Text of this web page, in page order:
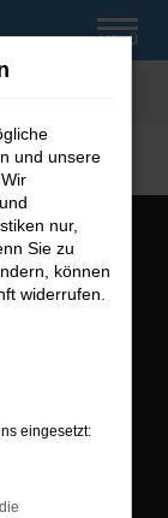
MENÜ
und unsere
nur,
Sie zu
können
widerrufen.
eingesetzt: